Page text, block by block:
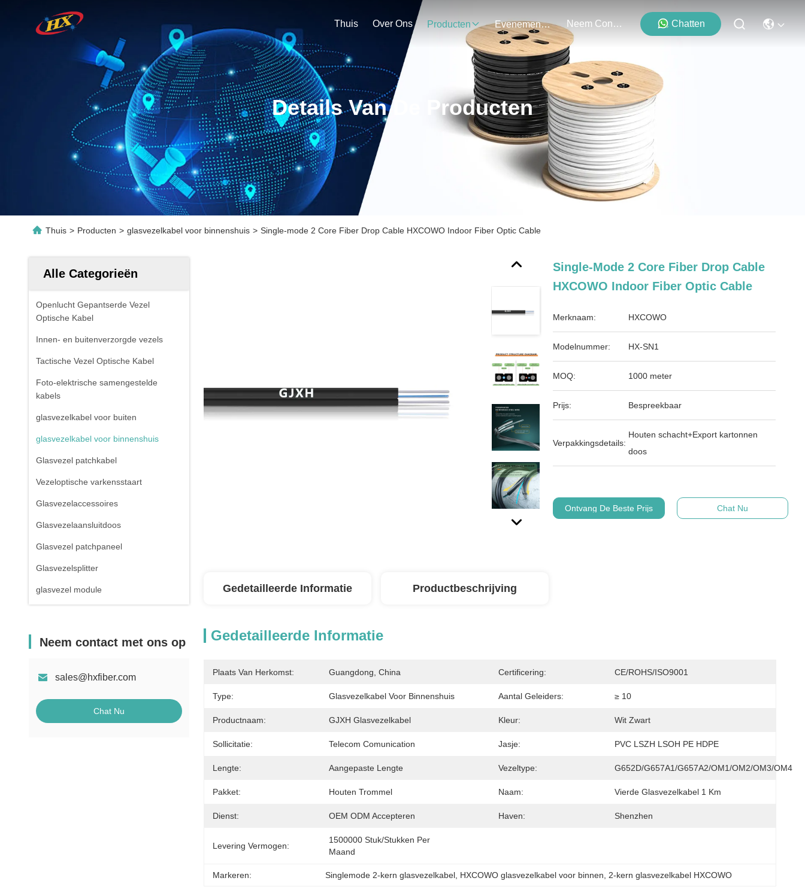
Thuis Over Ons Producten Evenementen Neem Contact Met Ons Op Chatten
Details Van De Producten
Thuis > Producten > glasvezelkabel voor binnenshuis > Single-mode 2 Core Fiber Drop Cable HXCOWO Indoor Fiber Optic Cable
Alle Categorieën
Openlucht Gepantserde Vezel
Optische Kabel
Innen- en buitenverzorgde vezels
Tactische Vezel Optische Kabel
Foto-elektrische samengestelde
kabels
glasvezelkabel voor buiten
glasvezelkabel voor binnenshuis
Glasvezel patchkabel
Vezeloptische varkensstaart
Glasvezelaccessoires
Glasvezelaansluitdoos
Glasvezel patchpaneel
Glasvezelsplitter
glasvezel module
Neem contact met ons op
sales@hxfiber.com
Chat Nu
Single-Mode 2 Core Fiber Drop Cable
HXCOWO Indoor Fiber Optic Cable
Merknaam: HXCOWO
Modelnummer: HX-SN1
MOQ: 1000 meter
Prijs: Bespreekbaar
Verpakkingsdetails:
Houten schacht+Export kartonnen
doos
Ontvang De Beste Prijs Chat Nu
Gedetailleerde Informatie Productbeschrijving
Gedetailleerde Informatie
Plaats Van Herkomst: Guangdong, China Certificering: CE/ROHS/ISO9001
Type: Glasvezelkabel Voor Binnenshuis Aantal Geleiders: ≥ 10
Productnaam: GJXH Glasvezelkabel Kleur: Wit Zwart
Sollicitatie: Telecom Comunication Jasje: PVC LSZH LSOH PE HDPE
Lengte: Aangepaste Lengte Vezeltype: G652D/G657A1/G657A2/OM1/OM2/OM3/OM4
Pakket: Houten Trommel Naam: Vierde Glasvezelkabel 1 Km
Dienst: OEM ODM Accepteren Haven: Shenzhen
Levering Vermogen:
1500000 Stuk/Stukken Per
Maand
Markeren: Singlemode 2-kern glasvezelkabel HXCOWO glasvezelkabel voor binnen 2-kern glasvezelkabel HXCOWO